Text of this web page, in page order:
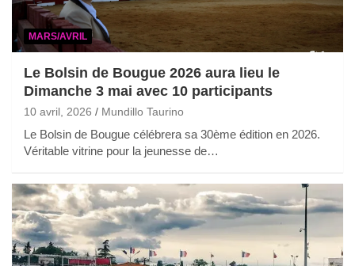
MARS/AVRIL
Le Bolsin de Bougue 2026 aura lieu le
Dimanche 3 mai avec 10 participants
10 avril, 2026 Mundillo Taurino
Le Bolsin de Bougue célébrera sa 30ème édition en 2026.
Véritable vitrine pour la jeunesse de…